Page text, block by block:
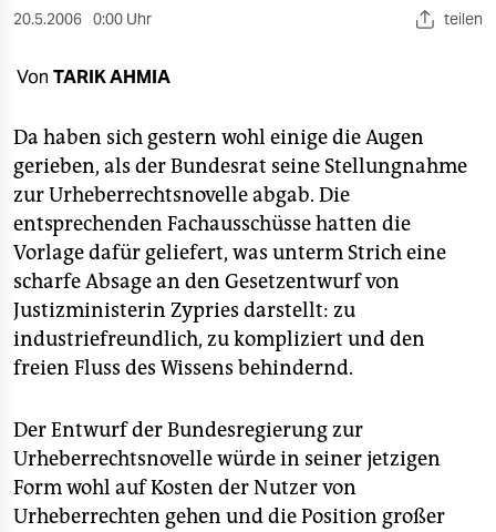
kultur
sport
nord
wahrheit
verlag
verlag
veranstaltungen
fragen & hilfe
unterstützen
20.5.2006 0:00 Uhr teilen
Von TARIK AHMIA
Da haben sich gestern wohl einige die Augen
gerieben, als der Bundesrat seine Stellungnahme
zur Urheberrechtsnovelle abgab. Die
entsprechenden Fachausschüsse hatten die
Vorlage dafür geliefert, was unterm Strich eine
scharfe Absage an den Gesetzentwurf von
Justizministerin Zypries darstellt: zu
industriefreundlich, zu kompliziert und den
freien Fluss des Wissens behindernd.
Der Entwurf der Bundesregierung zur
Urheberrechtsnovelle würde in seiner jetzigen
Form wohl auf Kosten der Nutzer von
Urheberrechten gehen und die Position großer